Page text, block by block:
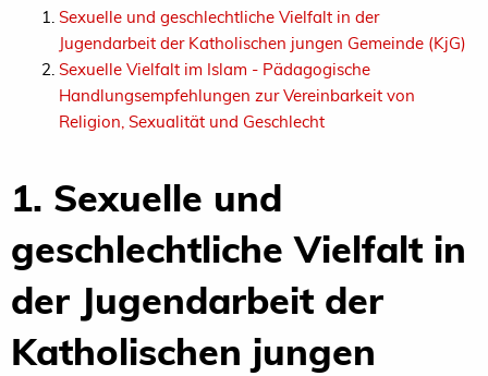
Sexuelle und geschlechtliche Vielfalt in der
Jugendarbeit der Katholischen jungen Gemeinde (KjG)
Sexuelle Vielfalt im Islam - Pädagogische
Handlungsempfehlungen zur Vereinbarkeit von
Religion, Sexualität und Geschlecht
1. Sexuelle und
geschlechtliche Vielfalt in
der Jugendarbeit der
Katholischen jungen